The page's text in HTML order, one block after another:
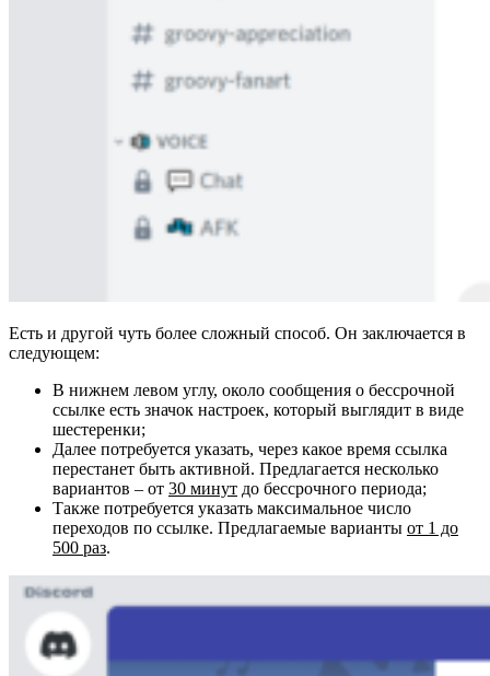
Есть и другой чуть более сложный способ. Он заключается в
следующем:
В нижнем левом углу, около сообщения о бессрочной
ссылке есть значок настроек, который выглядит в виде
шестеренки;
Далее потребуется указать, через какое время ссылка
перестанет быть активной. Предлагается несколько
вариантов – от 30 минут до бессрочного периода;
Также потребуется указать максимальное число
переходов по ссылке. Предлагаемые варианты от 1 до
500 раз.